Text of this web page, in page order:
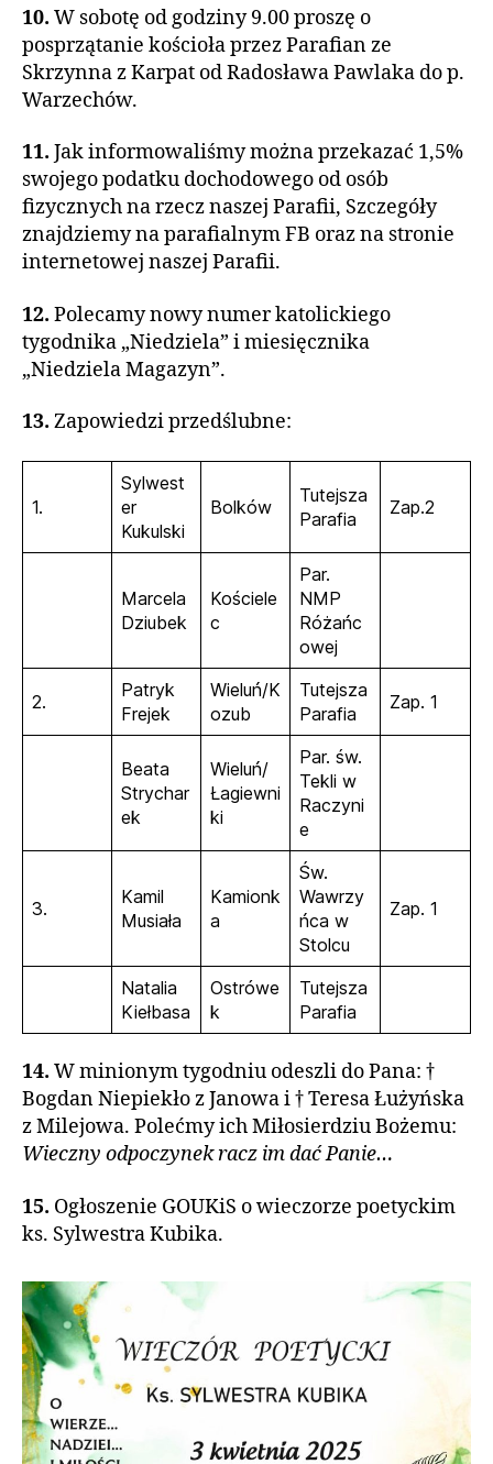
10. W sobotę od godziny 9.00 proszę o
posprzątanie kościoła przez Parafian ze
Skrzynna z Karpat od Radosława Pawlaka do p.
Warzechów.
11. Jak informowaliśmy można przekazać 1,5%
swojego podatku dochodowego od osób
fizycznych na rzecz naszej Parafii, Szczegóły
znajdziemy na parafialnym FB oraz na stronie
internetowej naszej Parafii.
12. Polecamy nowy numer katolickiego
tygodnika „Niedziela” i miesięcznika
„Niedziela Magazyn”.
13. Zapowiedzi przedślubne:
1.
Sylwest
er
Kukulski
Bolków
Tutejsza
Parafia
Zap.2
Marcela
Dziubek
Kościele
c
Par.
NMP
Różańc
owej
2.
Patryk
Frejek
Wieluń/K
ozub
Tutejsza
Parafia
Zap. 1
Beata
Strychar
ek
Wieluń/
Łagiewni
ki
Par. św.
Tekli w
Raczyni
e
3.
Kamil
Musiała
Kamionk
a
Św.
Wawrzy
ńca w
Stolcu
Zap. 1
Natalia
Kiełbasa
Ostrówe
k
Tutejsza
Parafia
14. W minionym tygodniu odeszli do Pana: †
Bogdan Niepiekło z Janowa i † Teresa Łużyńska
z Milejowa. Polećmy ich Miłosierdziu Bożemu:
Wieczny odpoczynek racz im dać Panie…
15. Ogłoszenie GOUKiS o wieczorze poetyckim
ks. Sylwestra Kubika.